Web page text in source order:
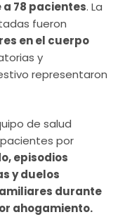
78 pacientes. La
fueron
en el cuerpo
y
representaron
de salud
por
episodios
y duelos
durante
ahogamiento.